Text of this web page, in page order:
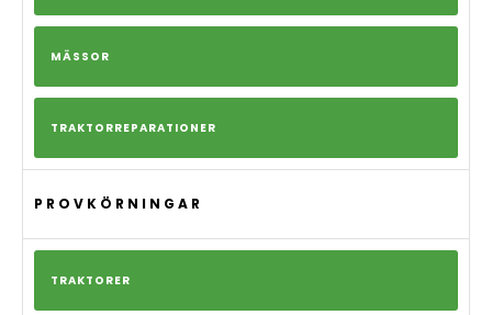
MÄSSOR
TRAKTORREPARATIONER
PROVKÖRNINGAR
TRAKTORER